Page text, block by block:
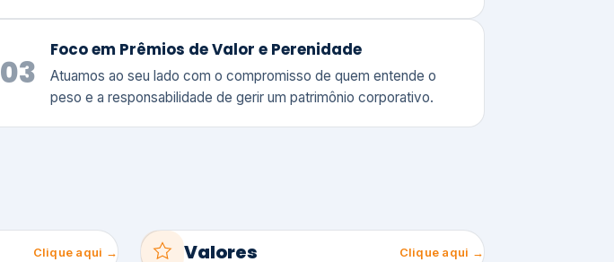
03
Foco em Prêmios de Valor e Perenidade
Atuamos ao seu lado com o compromisso de quem entende o
peso e a responsabilidade de gerir um patrimônio corporativo.
Clique aqui → Valores Clique aqui →